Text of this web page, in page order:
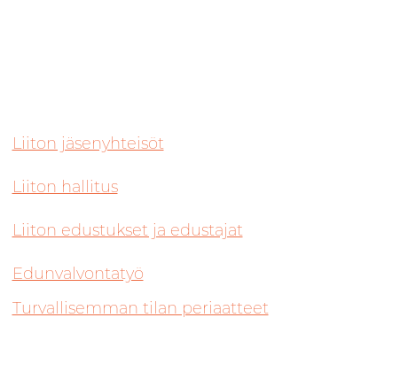
Liiton jäsenyhteisöt
Liiton hallitus
Liiton edustukset ja edustajat
Edunvalvontatyö
Turvallisemman tilan periaatteet